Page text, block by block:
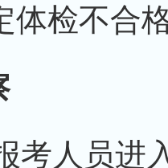
体检不合
考人员进